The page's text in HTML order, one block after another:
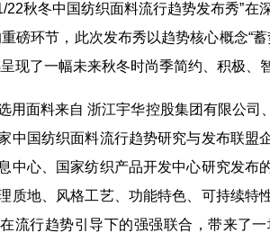
秋冬中国纺织面料流行趋势发布秀”在
磅环节，此次发布秀以趋势核心概念“蓄
现了一幅未来秋冬时尚季简约、积极、
面料来自 浙江宇华控股集团有限公司
中国纺织面料流行趋势研究与发布联
中心、国家纺织产品开发中心研究发布
质地、风格工艺、功能特色、可持续
流行趋势引导下的强强联合，带来了